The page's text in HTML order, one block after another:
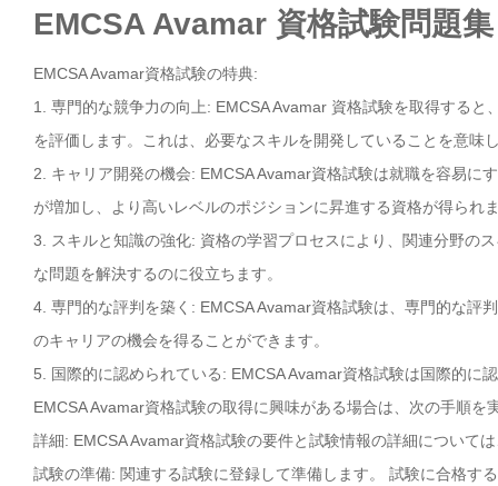
EMCSA Avamar 資格試験問題集
EMCSA Avamar資格試験の特典:
1. 専門的な競争力の向上: EMCSA Avamar 資格試験を取得する
を評価します。これは、必要なスキルを開発していることを意味
2. キャリア開発の機会: EMCSA Avamar資格試験は就職を容易に
が増加し、より高いレベルのポジションに昇進する資格が得られ
3. スキルと知識の強化: 資格の学習プロセスにより、関連分野の
な問題を解決するのに役立ちます。
4. 専門的な評判を築く: EMCSA Avamar資格試験は、専門的な評
のキャリアの機会を得ることができます。
5. 国際的に認められている: EMCSA Avamar資格試験は国際的に
EMCSA Avamar資格試験の取得に興味がある場合は、次の手順を
詳細: EMCSA Avamar資格試験の要件と試験情報の詳細について
試験の準備: 関連する試験に登録して準備します。 試験に合格す